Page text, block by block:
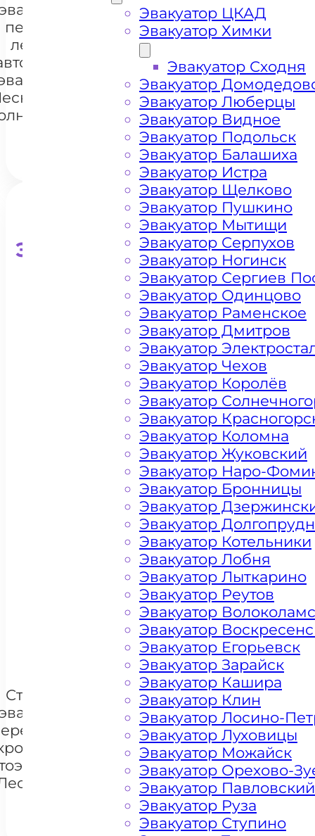
и
перевозки
легковых
Озеро
+7 985 222 99 01
Эвакуатор для
Цена от 4500 рублей
+ 100 РУБЛЕЙ ЗА КИЛОМЕТР
Стоимость
и
Озере
+7 985 222 99 01
Эвакуатор ЦКАД
Эвакуатор Химки
Эвакуатор Сходня
Эвакуатор
Эвакуатор Люберцы
Эвакуатор Видное
Эвакуатор Подольск
Эвакуатор Балашиха
Эвакуатор Истра
Эвакуатор Щелково
Эвакуатор Пушкино
Эвакуатор Мытищи
Эвакуатор Серпухов
Эвакуатор Ногинск
Эвакуатор Сергиев
Эвакуатор Одинцово
Эвакуатор Раменское
Эвакуатор Дмитров
Эвакуатор
Эвакуатор Чехов
Эвакуатор Королёв
Эвакуатор
Эвакуатор
Эвакуатор Коломна
Эвакуатор Жуковский
Эвакуатор Наро-
Эвакуатор Бронницы
Эвакуатор
Эвакуатор
Эвакуатор Котельники
Эвакуатор Лобня
Эвакуатор Лыткарино
Эвакуатор Реутов
Эвакуатор
Эвакуатор
Эвакуатор Егорьевск
Эвакуатор Зарайск
Эвакуатор Кашира
Эвакуатор Клин
Эвакуатор Лосино-
Эвакуатор Луховицы
Эвакуатор Можайск
Эвакуатор Орехово-
Эвакуатор
Эвакуатор Руза
Эвакуатор Ступино